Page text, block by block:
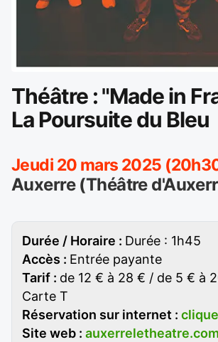
Théâtre : "Made in
La Poursuite du Bleu
Jeudi 20 mars 2025
Auxerre (Théâtre
Durée / Horaire : Durée : 1h45
Accès : Entrée payante
Tarif : de 12 € à 28 € / de 5 € à
Carte T
Réservation sur internet :
Site web :